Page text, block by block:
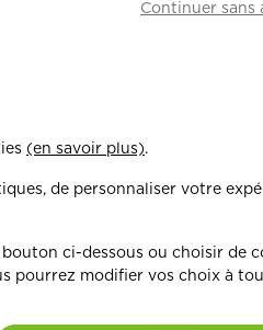
du cœ
Continuer sans
(en savoir plus).
de personnaliser votre
ci-dessous ou choisir de
pourrez modifier vos choix à